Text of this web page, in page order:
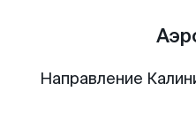
Направление